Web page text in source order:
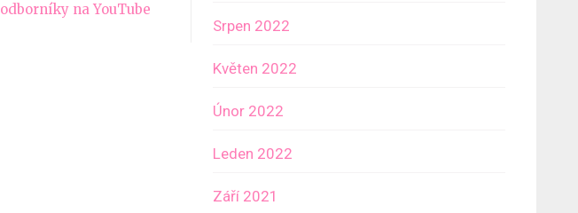
odborníky na YouTube
Srpen 2022
Květen 2022
Únor 2022
Leden 2022
Září 2021